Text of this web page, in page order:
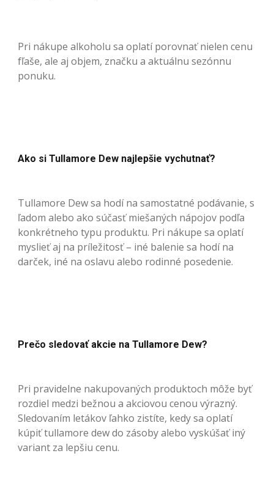
Pri nákupe alkoholu sa oplatí porovnať nielen cenu
fľaše, ale aj objem, značku a aktuálnu sezónnu
ponuku.
Ako si Tullamore Dew najlepšie vychutnať?
Tullamore Dew sa hodí na samostatné podávanie, s
ľadom alebo ako súčasť miešaných nápojov podľa
konkrétneho typu produktu. Pri nákupe sa oplatí
myslieť aj na príležitosť – iné balenie sa hodí na
darček, iné na oslavu alebo rodinné posedenie.
Prečo sledovať akcie na Tullamore Dew?
Pri pravidelne nakupovaných produktoch môže byť
rozdiel medzi bežnou a akciovou cenou výrazný.
Sledovaním letákov ľahko zistíte, kedy sa oplatí
kúpiť tullamore dew do zásoby alebo vyskúšať iný
variant za lepšiu cenu.